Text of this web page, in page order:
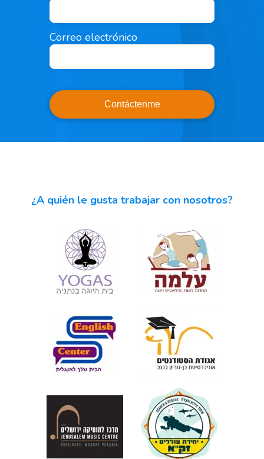
Correo electrónico
Contáctenme
¿A quién le gusta trabajar con nosotros?